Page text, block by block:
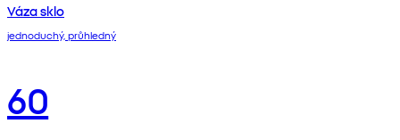
Váza sklo
jednoduchý, průhledný
60